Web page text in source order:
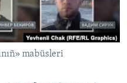
mabüsleri